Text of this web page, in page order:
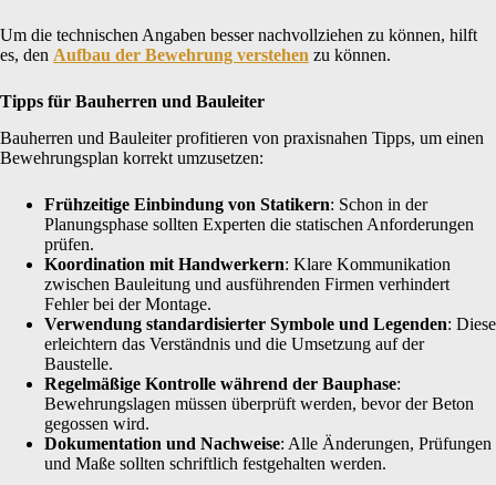
Um die technischen Angaben besser nachvollziehen zu können, hilft
es, den Aufbau der Bewehrung verstehen zu können.
Tipps für Bauherren und Bauleiter
Bauherren und Bauleiter profitieren von praxisnahen Tipps, um einen
Bewehrungsplan korrekt umzusetzen:
Frühzeitige Einbindung von Statikern: Schon in der
Planungsphase sollten Experten die statischen Anforderungen
prüfen.
Koordination mit Handwerkern: Klare Kommunikation
zwischen Bauleitung und ausführenden Firmen verhindert
Fehler bei der Montage.
Verwendung standardisierter Symbole und Legenden: Diese
erleichtern das Verständnis und die Umsetzung auf der
Baustelle.
Regelmäßige Kontrolle während der Bauphase:
Bewehrungslagen müssen überprüft werden, bevor der Beton
gegossen wird.
Dokumentation und Nachweise: Alle Änderungen, Prüfungen
und Maße sollten schriftlich festgehalten werden.